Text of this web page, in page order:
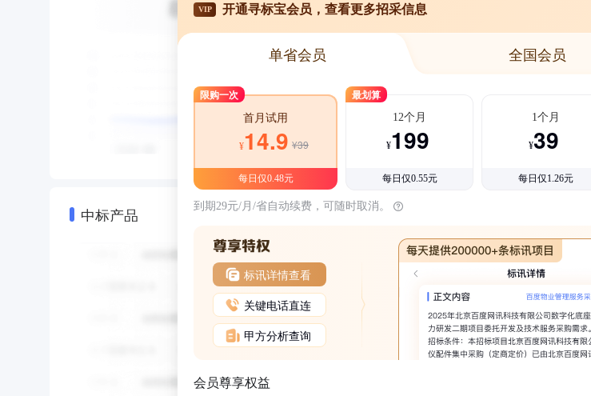
中标产品
VIP 开通寻标宝会员，查看更多招采信息
单省会员 全国会员
限购一次
首月试用
¥14.9 ¥39
每日仅0.48元
最划算
12个月
¥199
每日仅0.55元
1个月
¥39
每日仅1.26元
到期29元/月/省自动续费，可随时取消。
标讯详情查看
关键电话直连
甲方分析查询
会员尊享权益